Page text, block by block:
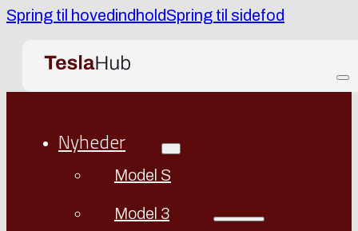
Spring til hovedindholdSpring til sidefod
Nyheder
Model S
Model 3